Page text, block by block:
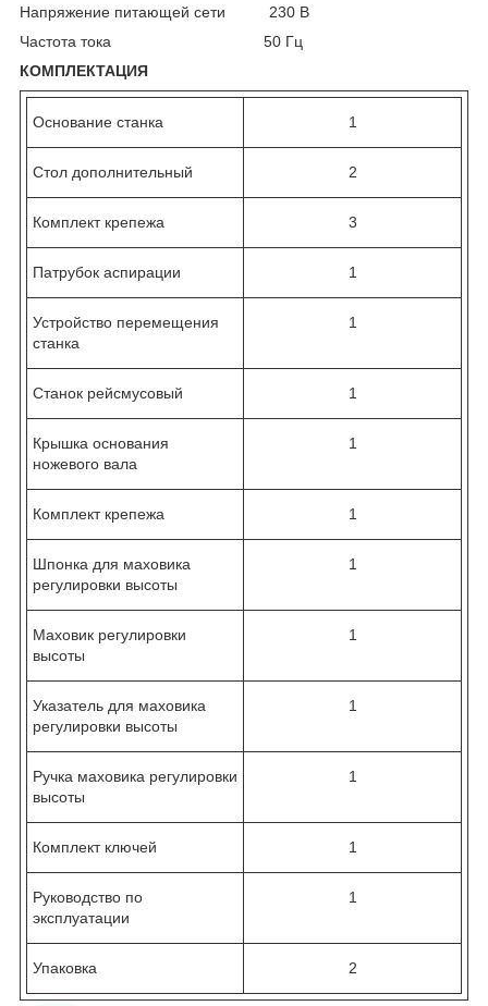
Напряжение питающей сети 230 В
Частота тока 50 Гц
КОМПЛЕКТАЦИЯ
Основание станка 1
Стол дополнительный 2
Комплект крепежа 3
Патрубок аспирации 1
Устройство перемещения
станка
1
Станок рейсмусовый 1
Крышка основания
ножевого вала
1
Комплект крепежа 1
Шпонка для маховика
регулировки высоты
1
Маховик регулировки
высоты
1
Указатель для маховика
регулировки высоты
1
Ручка маховика регулировки
высоты
1
Комплект ключей 1
Руководство по
эксплуатации
1
Упаковка 2